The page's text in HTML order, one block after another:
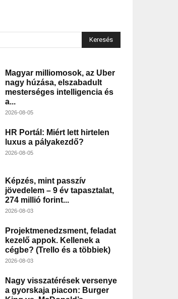
Keresés
Magyar milliomosok, az Uber
nagy húzása, elszabadult
mesterséges intelligencia és
a...
2026-08-05
HR Portál: Miért lett hirtelen
luxus a pályakezdő?
2026-08-05
Képzés, mint passzív
jövedelem – 9 év tapasztalat,
274 millió forint...
2026-08-03
Projektmenedzsment, feladat
kezelő appok. Kellenek a
cégbe? (Trello és a többiek)
2026-08-03
Nagy visszatérések versenye
a gyorskaja piacon: Burger